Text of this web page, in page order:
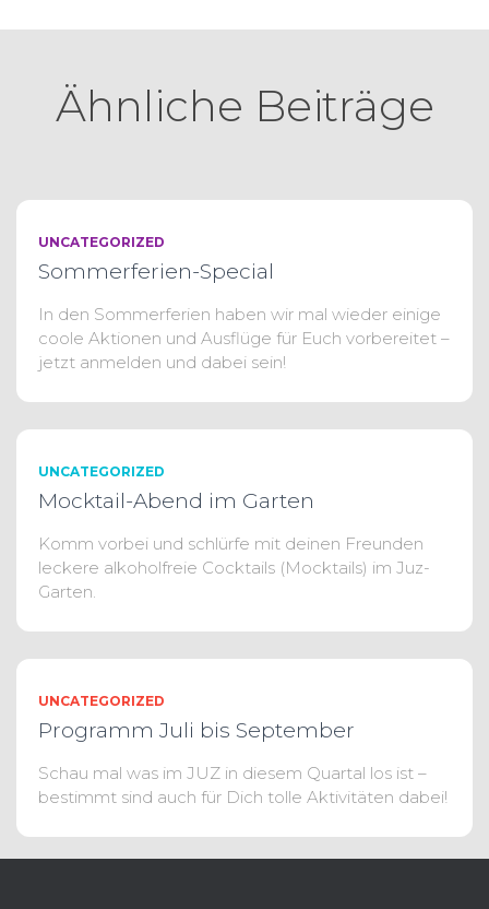
Ähnliche Beiträge
UNCATEGORIZED
Sommerferien-Special
In den Sommerferien haben wir mal wieder einige
coole Aktionen und Ausflüge für Euch vorbereitet –
jetzt anmelden und dabei sein!
UNCATEGORIZED
Mocktail-Abend im Garten
Komm vorbei und schlürfe mit deinen Freunden
leckere alkoholfreie Cocktails (Mocktails) im Juz-
Garten.
UNCATEGORIZED
Programm Juli bis September
Schau mal was im JUZ in diesem Quartal los ist –
bestimmt sind auch für Dich tolle Aktivitäten dabei!